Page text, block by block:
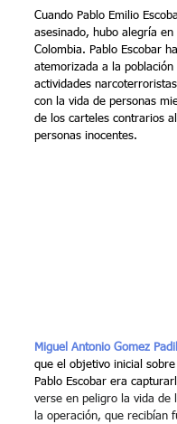
Cuando Pablo Emilio
asesinado, hubo alegría en
Colombia. Pablo Escobar
atemorizada a la población
actividades
con la vida de personas
de los carteles contrarios
personas inocentes.
Miguel Antonio Gomez
que el objetivo inicial
Pablo Escobar era
verse en peligro la vida de
la operación, que recibían